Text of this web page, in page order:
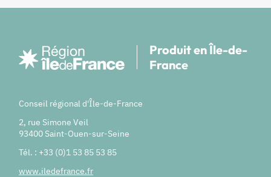
Produit en Île-de-
France
Conseil régional d'Île-de-France
2, rue Simone Veil
93400 Saint-Ouen-sur-Seine
Tél. : +33 (0)1 53 85 53 85
www.iledefrance.fr